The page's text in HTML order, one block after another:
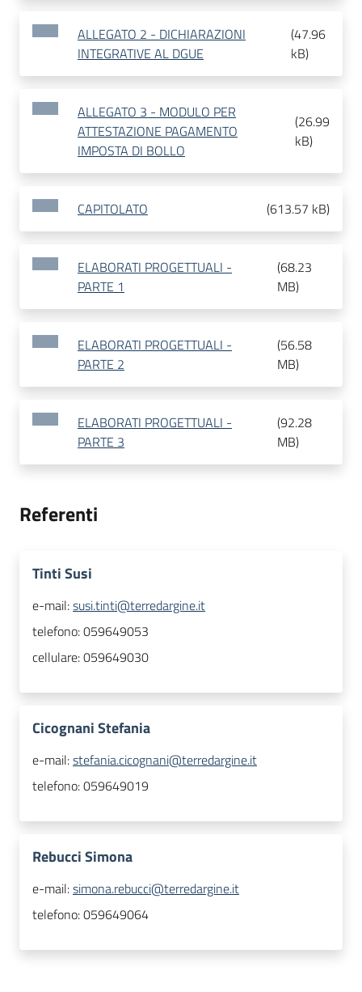
ALLEGATO 2 - DICHIARAZIONI
INTEGRATIVE AL DGUE
(47.96
kB)
ALLEGATO 3 - MODULO PER
ATTESTAZIONE PAGAMENTO
IMPOSTA DI BOLLO
(26.99
kB)
CAPITOLATO (613.57 kB)
ELABORATI PROGETTUALI -
PARTE 1
(68.23
MB)
ELABORATI PROGETTUALI -
PARTE 2
(56.58
MB)
ELABORATI PROGETTUALI -
PARTE 3
(92.28
MB)
Referenti
Tinti Susi
e-mail:susi.tinti@terredargine.it
telefono:059649053
cellulare:059649030
Cicognani Stefania
e-mail:stefania.cicognani@terredargine.it
telefono:059649019
Rebucci Simona
e-mail:simona.rebucci@terredargine.it
telefono:059649064